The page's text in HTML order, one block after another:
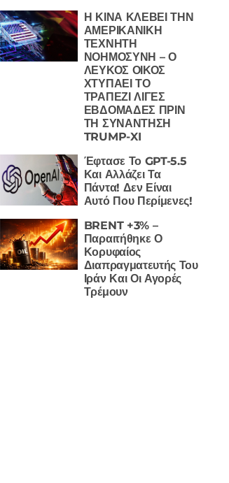
Η ΚΙΝΑ ΚΛΕΒΕΙ ΤΗΝ
ΑΜΕΡΙΚΑΝΙΚΗ
ΤΕΧΝΗΤΗ
ΝΟΗΜΟΣΥΝΗ – Ο
ΛΕΥΚΟΣ ΟΙΚΟΣ
ΧΤΥΠΑΕΙ ΤΟ
ΤΡΑΠΕΖΙ ΛΙΓΕΣ
ΕΒΔΟΜΑΔΕΣ ΠΡΙΝ
ΤΗ ΣΥΝΑΝΤΗΣΗ
TRUMP-XI
Έφτασε Το GPT-5.5
Και Αλλάζει Τα
Πάντα! Δεν Είναι
Αυτό Που Περίμενες!
BRENT +3% –
Παραιτήθηκε Ο
Κορυφαίος
Διαπραγματευτής Του
Ιράν Και Οι Αγορές
Τρέμουν